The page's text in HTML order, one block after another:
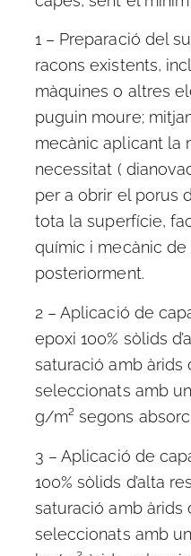
1 – Preparació del
racons existents,
màquines o altres
puguin moure;
mecànic aplicant la
necessitat (
per a obrir el porus
tota la superfície,
químic i mecànic de
posteriorment.
2 – Aplicació de
epoxi 100% sòlids
saturació amb àrids
seleccionats amb
g/m² segons
3 – Aplicació de
100% sòlids d’alta
saturació amb àrids
seleccionats amb